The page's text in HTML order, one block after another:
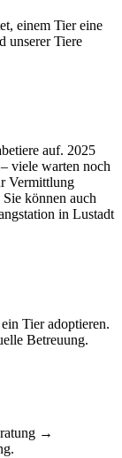
einem Tier eine
unserer Tiere
auf. 2025
viele warten noch
Vermittlung
können auch
in Lustadt
Tier adoptieren.
Betreuung.
→